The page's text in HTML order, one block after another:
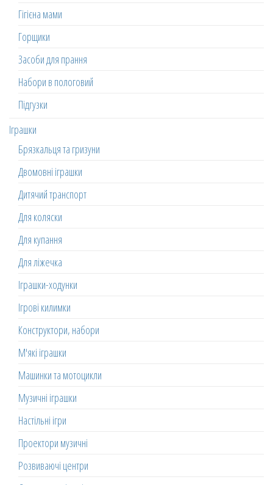
Гігієна мами
Горщики
Засоби для прання
Набори в пологовий
Підгузки
Іграшки
Брязкальця та гризуни
Двомовні іграшки
Дитячий транспорт
Для коляски
Для купання
Для ліжечка
Іграшки-ходунки
Ігрові килимки
Конструктори, набори
М'які іграшки
Машинки та мотоцикли
Музичні іграшки
Настільні ігри
Проектори музичні
Розвиваючі центри